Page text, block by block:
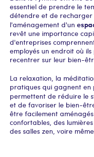
essentiel de prendre le
détendre et de recharger
l'aménagement d'un
revêt une importance
d'entreprises
employés un endroit où
recentrer sur leur bien-
La relaxation, la
pratiques qui gagnent en
permettent de réduire le
et de favoriser le bien-
être facilement
confortables, des
des salles zen, voire